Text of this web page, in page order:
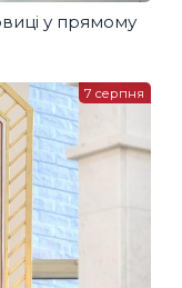
у прямому
7 серпня